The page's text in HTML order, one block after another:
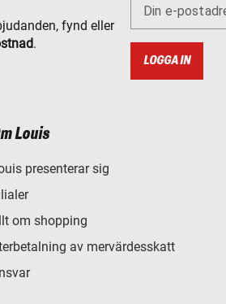
fynd eller
.
Din e-
LOGGA IN
Louis
presenterar sig
om shopping
av mervärdesskatt